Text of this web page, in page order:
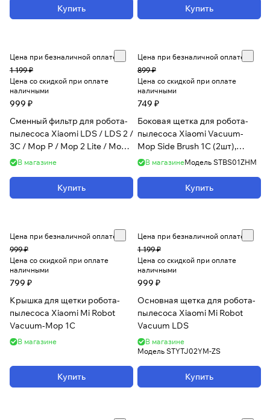
Купить Купить
Цена при безналичной оплате
1 199 ₽
Цена со скидкой при оплате
наличными
999 ₽
Сменный фильтр для робота-
пылесоса Xiaomi LDS / LDS 2 /
3C / Mop P / Mop 2 Lite / Mop
2S / S10 (2шт)
В магазине
Купить
Цена при безналичной оплате
899 ₽
Цена со скидкой при оплате
наличными
749 ₽
Боковая щетка для робота-
пылесоса Xiaomi Vacuum-
Mop Side Brush 1C (2шт),
белый
В магазинеМодель STBS01ZHM
Купить
Цена при безналичной оплате
999 ₽
Цена со скидкой при оплате
наличными
799 ₽
Крышка для щетки робота-
пылесоса Xiaomi Mi Robot
Vacuum-Mop 1C
В магазине
Купить
Цена при безналичной оплате
1 199 ₽
Цена со скидкой при оплате
наличными
999 ₽
Основная щетка для робота-
пылесоса Xiaomi Mi Robot
Vacuum LDS
В магазине
Модель STYTJ02YM-ZS
Купить